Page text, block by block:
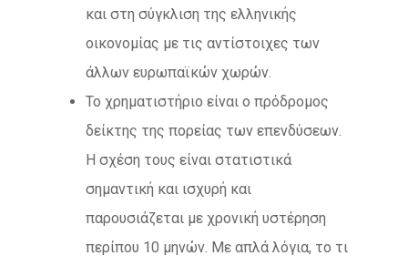
και στη σύγκλιση της ελληνικής
οικονομίας με τις αντίστοιχες των
άλλων ευρωπαϊκών χωρών.
Το χρηματιστήριο είναι ο πρόδρομος
δείκτης της πορείας των επενδύσεων.
Η σχέση τους είναι στατιστικά
σημαντική και ισχυρή και
παρουσιάζεται με χρονική υστέρηση
περίπου 10 μηνών. Με απλά λόγια, το τι